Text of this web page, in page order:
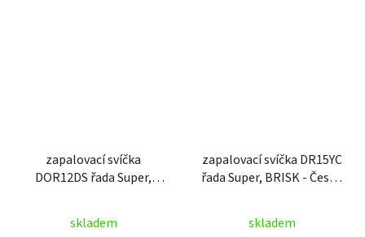
zapalovací svíčka
DOR12DS řada Super,
skladem
zapalovací svíčka DR15YC
řada Super, BRISK - Česká
skladem